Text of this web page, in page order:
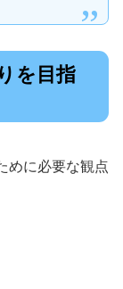
を目指
めに必要な観点